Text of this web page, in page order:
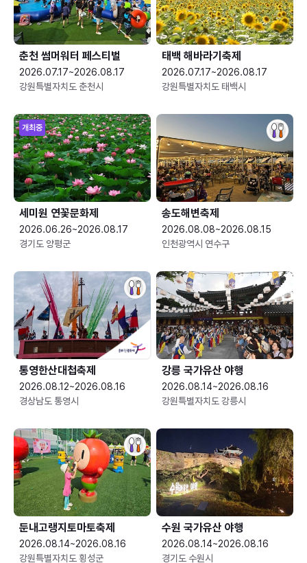
춘천 썸머워터 페스티벌
2026.07.17~2026.08.17
강원특별자치도 춘천시
태백 해바라기축제
2026.07.17~2026.08.17
강원특별자치도 태백시
개최중
세미원 연꽃문화제
2026.06.26~2026.08.17
경기도 양평군
송도해변축제
2026.08.08~2026.08.15
인천광역시 연수구
통영한산대첩축제
2026.08.12~2026.08.16
경상남도 통영시
강릉 국가유산 야행
2026.08.14~2026.08.16
강원특별자치도 강릉시
둔내고랭지토마토축제
2026.08.14~2026.08.16
강원특별자치도 횡성군
수원 국가유산 야행
2026.08.14~2026.08.16
경기도 수원시